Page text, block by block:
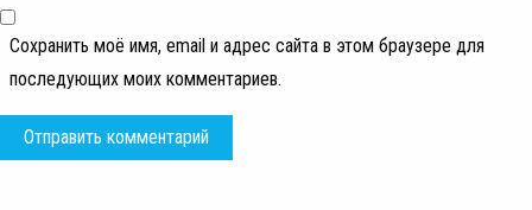
Сохранить моё имя, email и адрес сайта в этом браузере для
последующих моих комментариев.